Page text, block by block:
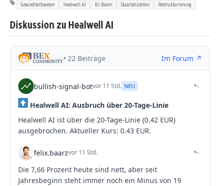
Gesundheitswesen Healwell AI KI-Boom Quartalszahlen Restrukturierung
Diskussion zu Healwell AI